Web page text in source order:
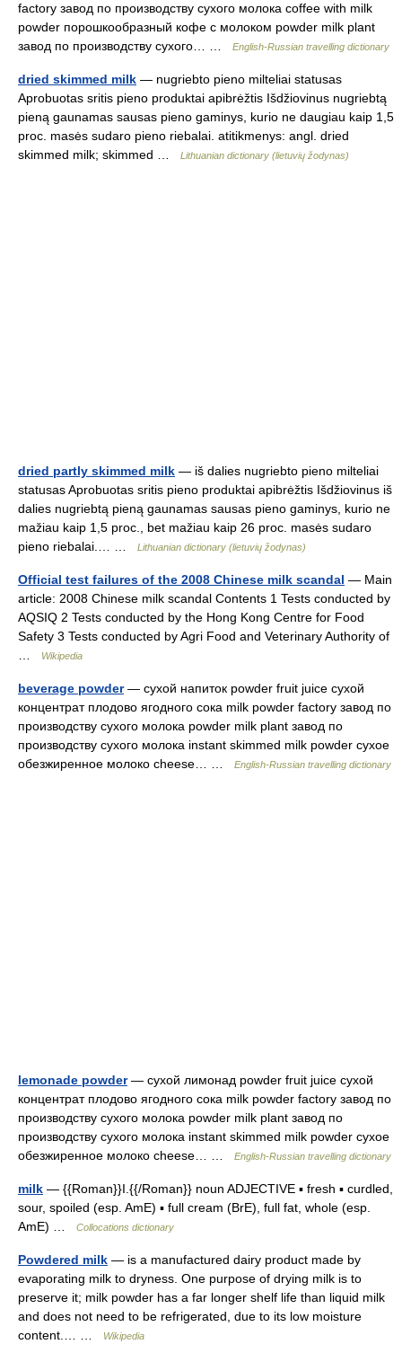
factory завод по производству сухого молока coffee with milk
powder порошкообразный кофе с молоком powder milk plant
завод по производству сухого… …
English-Russian travelling dictionary
dried skimmed milk — nugriebto pieno milteliai statusas
Aprobuotas sritis pieno produktai apibrėžtis Išdžiovinus nugriebtą
pieną gaunamas sausas pieno gaminys, kurio ne daugiau kaip 1,5
proc. masės sudaro pieno riebalai. atitikmenys: angl. dried
skimmed milk; skimmed …
Lithuanian dictionary (lietuvių žodynas)
dried partly skimmed milk — iš dalies nugriebto pieno milteliai
statusas Aprobuotas sritis pieno produktai apibrėžtis Išdžiovinus iš
dalies nugriebtą pieną gaunamas sausas pieno gaminys, kurio ne
mažiau kaip 1,5 proc., bet mažiau kaip 26 proc. masės sudaro
pieno riebalai.… …
Lithuanian dictionary (lietuvių žodynas)
Official test failures of the 2008 Chinese milk scandal — Main
article: 2008 Chinese milk scandal Contents 1 Tests conducted by
AQSIQ 2 Tests conducted by the Hong Kong Centre for Food
Safety 3 Tests conducted by Agri Food and Veterinary Authority of
Wikipedia
beverage powder— сухой напиток powder fruit juice сухой
концентрат плодово ягодного сока milk powder factory завод по
производству сухого молока powder milk plant завод по
производству сухого молока instant skimmed milk powder сухое
обезжиренное молоко cheese… …
English-Russian travelling dictionary
lemonade powder— сухой лимонад powder fruit juice сухой
концентрат плодово ягодного сока milk powder factory завод по
производству сухого молока powder milk plant завод по
производству сухого молока instant skimmed milk powder сухое
обезжиренное молоко cheese… …
English-Russian travelling dictionary
milk — {{Roman}}I.{{/Roman}} noun ADJECTIVE ▪ fresh ▪ curdled,
sour, spoiled (esp. AmE) ▪ full cream (BrE), full fat, whole (esp.
AmE) …
Collocations dictionary
Powdered milk — is a manufactured dairy product made by
evaporating milk to dryness. One purpose of drying milk is to
preserve it; milk powder has a far longer shelf life than liquid milk
and does not need to be refrigerated, due to its low moisture
content.… …
Wikipedia